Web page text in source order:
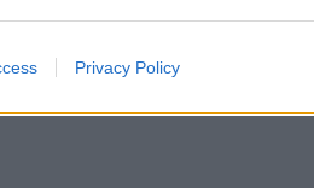
Privacy Policy